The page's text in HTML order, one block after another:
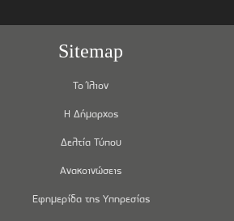
Sitemap
Το Ίλιον
Η Δήμαρχος
Δελτία Τύπου
Ανακοινώσεις
Εφημερίδα της Υπηρεσίας